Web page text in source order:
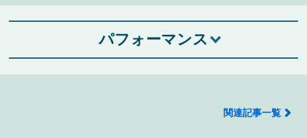
パフォーマンス
関連記事一覧